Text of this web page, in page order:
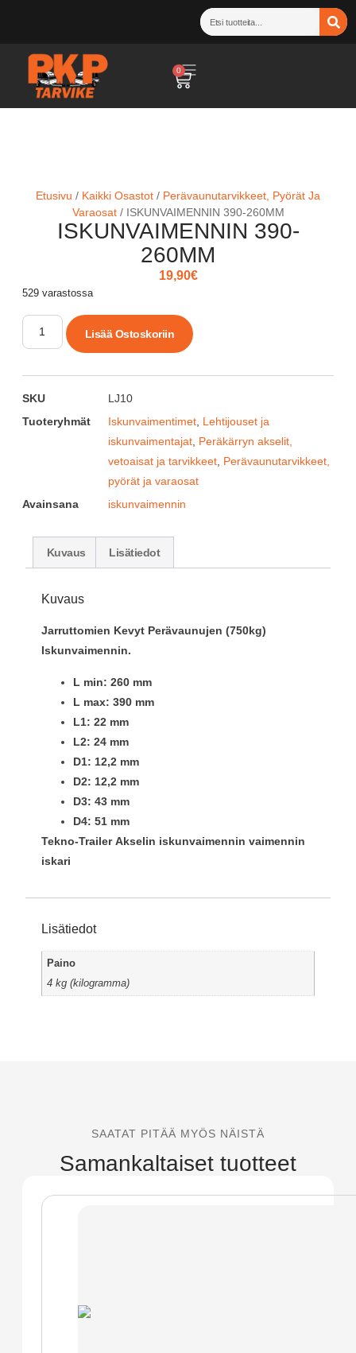
0
Etusivu / Kaikki Osastot / Perävaunutarvikkeet, Pyörät Ja
Varaosat/ ISKUNVAIMENNIN 390-260MM
ISKUNVAIMENNIN 390-
260MM
19,90€
529 varastossa
Lisää Ostoskoriin
SKU
LJ10
Tuoteryhmät
Iskunvaimentimet Lehtijouset ja
iskunvaimentajat Peräkärryn akselit,
vetoaisat ja tarvikkeet Perävaunutarvikkeet,
pyörät ja varaosat
Avainsana
iskunvaimennin
Kuvaus Lisätiedot
Kuvaus
Jarruttomien Kevyt Perävaunujen (750kg)
Iskunvaimennin.
L min: 260 mm
L max: 390 mm
L1: 22 mm
L2: 24 mm
D1: 12,2 mm
D2: 12,2 mm
D3: 43 mm
D4: 51 mm
Tekno-TrailerAkselin iskunvaimennin vaimennin
iskari
Lisätiedot
Paino
4 kg (kilogramma)
SAATAT PITÄÄ MYÖS NÄISTÄ
Samankaltaiset tuotteet